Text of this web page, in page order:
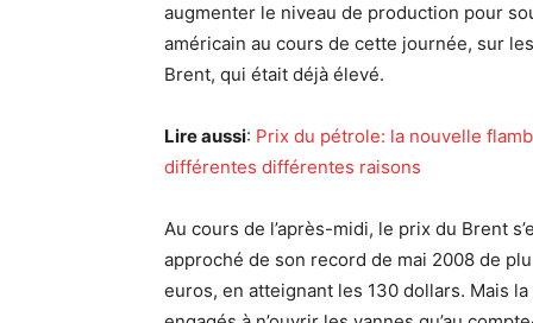
augmenter le niveau de production pour
américain au cours de cette journée, sur
Brent, qui était déjà élevé.
Lire aussi: Prix du pétrole: la nouvelle
différentes différentes raisons
Au cours de l’après-midi, le prix du Brent
approché de son record de mai 2008 de
euros, en atteignant les 130 dollars. Mais